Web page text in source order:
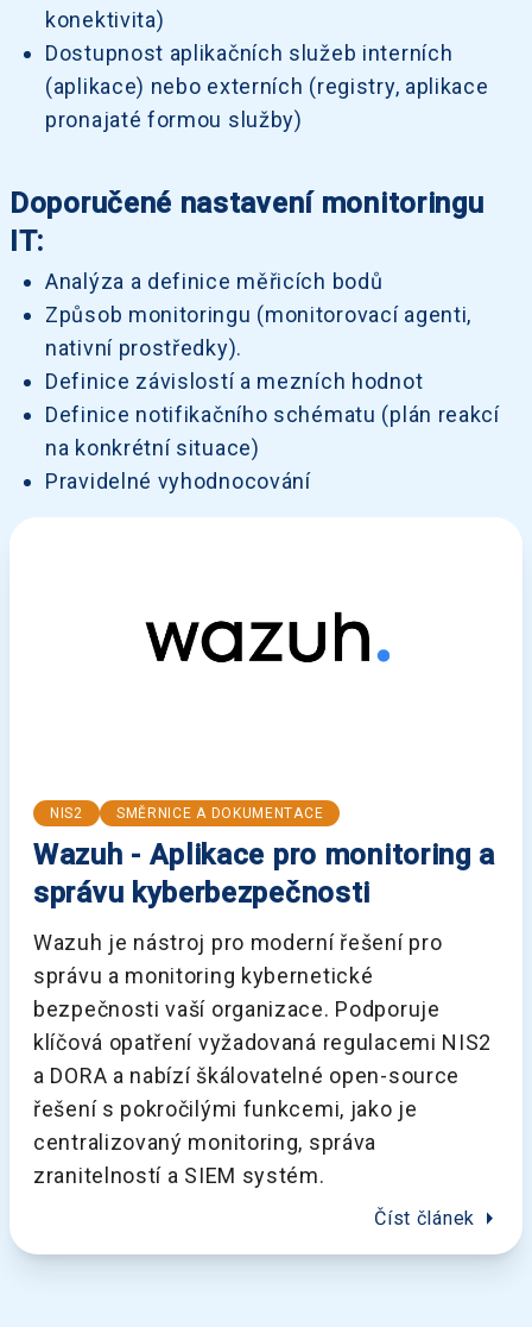
konektivita)
Dostupnost aplikačních služeb interních
(aplikace) nebo externích (registry, aplikace
pronajaté formou služby)
Doporučené nastavení monitoringu
IT:
Analýza a definice měřicích bodů
Způsob monitoringu (monitorovací agenti,
nativní prostředky).
Definice závislostí a mezních hodnot
Definice notifikačního schématu (plán reakcí
na konkrétní situace)
Pravidelné vyhodnocování
NIS2 SMĚRNICE A DOKUMENTACE
Wazuh - Aplikace pro monitoring a
správu kyberbezpečnosti
Wazuh je nástroj pro moderní řešení pro
správu a monitoring kybernetické
bezpečnosti vaší organizace. Podporuje
klíčová opatření vyžadovaná regulacemi NIS2
a DORA a nabízí škálovatelné open-source
řešení s pokročilými funkcemi, jako je
centralizovaný monitoring, správa
zranitelností a SIEM systém.
Číst článek arrow_right